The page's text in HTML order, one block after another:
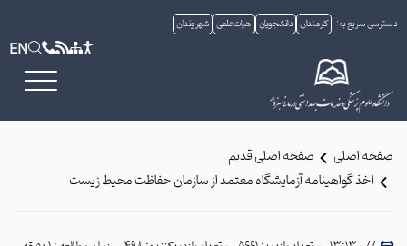
دسترسی سریع به: کارمندان دانشجویان هیات علمی شهروندان
EN
صفحه اصلی
صفحه اصلی قدیم
اخذ گواهینامه آزمایشگاه معتمد از سازمان حفاظت محیط زیست